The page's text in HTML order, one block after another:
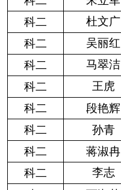
科二
杜文广
科二
吴丽红
科二
马翠洁
科二
王虎
科二
段艳辉
科二
孙青
科二
蒋淑冉
科二
李志